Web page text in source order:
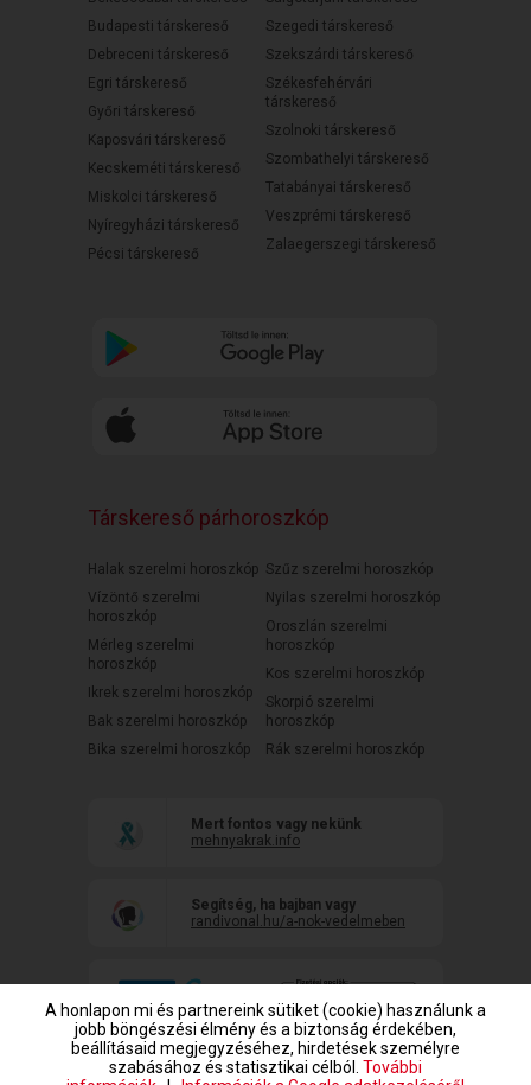
Budapesti társkereső
Debreceni társkereső
Egri társkereső
Győri társkereső
Kaposvári társkereső
Kecskeméti társkereső
Miskolci társkereső
Nyíregyházi társkereső
Pécsi társkereső
Szegedi társkereső
Szekszárdi társkereső
Székesfehérvári
társkereső
Szolnoki társkereső
Szombathelyi társkereső
Tatabányai társkereső
Veszprémi társkereső
Zalaegerszegi társkereső
Társkereső párhoroszkóp
Halak szerelmi horoszkóp
Vízöntő szerelmi
horoszkóp
Mérleg szerelmi
horoszkóp
Ikrek szerelmi horoszkóp
Bak szerelmi horoszkóp
Bika szerelmi horoszkóp
Szűz szerelmi horoszkóp
Nyilas szerelmi horoszkóp
Oroszlán szerelmi
horoszkóp
Kos szerelmi horoszkóp
Skorpió szerelmi
horoszkóp
Rák szerelmi horoszkóp
Mert fontos vagy nekünk
mehnyakrak.info
Segítség, ha bajban vagy
randivonal.hu/a-nok-vedelmeben
A honlapon mi és partnereink sütiket (cookie) használunk a
jobb böngészési élmény és a biztonság érdekében,
beállításaid megjegyzéséhez, hirdetések személyre
szabásához és statisztikai célból. További